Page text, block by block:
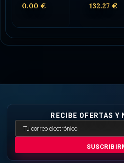
0.00 € 132.27 €
RECIBE OFERTAS Y